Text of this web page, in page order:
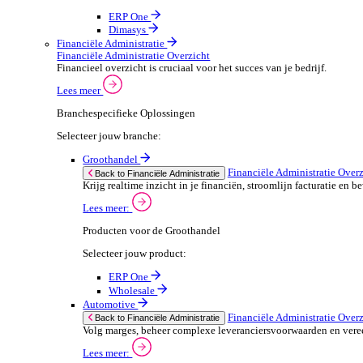
Consent
ERP Producten voor de Automotive
Selecteer jouw product:
ERP One
POS Oplossingen
POS Oplossingen Overzicht
Snelle, naadloze betaalervaring voor je klanten.
Lees meer
Branchespecifieke POS Oplossingen
Selecteer jouw branche:
Back to POS Oplossingen
Bedien je klanten snel en nauwkeuring met
POS Producten voor de Groothandel
Selecteer jouw product: